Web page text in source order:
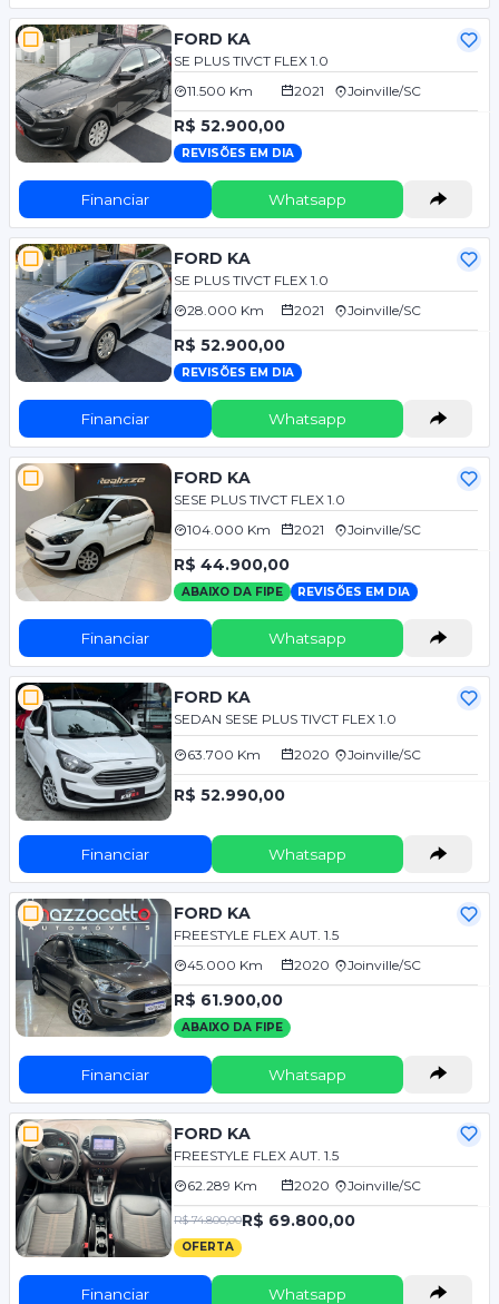
FORD KA
SE PLUS TIVCT FLEX 1.0
11.500 Km
2021 Joinville/SC
R$ 52.900,00
REVISÕES EM DIA
Financiar Whatsapp
FORD KA
SE PLUS TIVCT FLEX 1.0
28.000 Km
2021 Joinville/SC
R$ 52.900,00
REVISÕES EM DIA
Financiar Whatsapp
FORD KA
SESE PLUS TIVCT FLEX 1.0
104.000 Km
2021 Joinville/SC
R$ 44.900,00
ABAIXO DA FIPE REVISÕES EM DIA
Financiar Whatsapp
FORD KA
SEDAN SESE PLUS TIVCT FLEX 1.0
63.700 Km 2020 Joinville/SC
R$ 52.990,00
Financiar Whatsapp
FORD KA
FREESTYLE FLEX AUT. 1.5
45.000 Km
2020 Joinville/SC
R$ 61.900,00
ABAIXO DA FIPE
Financiar Whatsapp
FORD KA
FREESTYLE FLEX AUT. 1.5
62.289 Km
2020 Joinville/SC
R$ 74.800,00R$ 69.800,00
OFERTA
Financiar Whatsapp